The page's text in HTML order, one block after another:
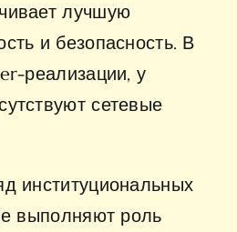
лучшую
и безопасность. В
реализации, у
сетевые
институциональных
выполняют роль